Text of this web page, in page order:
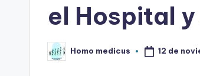
el Hospital
Publicado
por
Homo medicus 12 de